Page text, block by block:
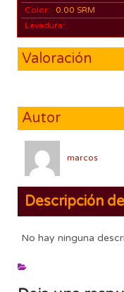
Color:
0.00 SRM
Levadura:
Valoración
Autor
marcos
Descripción
No hay ninguna